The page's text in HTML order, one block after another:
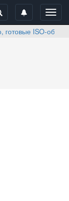
готовые ISO-